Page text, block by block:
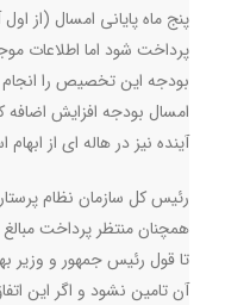
پنج ماه پایانی امسال (از
پرداخت شود اما اطلاعات
بودجه این تخصیص را انجام
امسال بودجه افزایش
آینده نیز در هاله ای از
رئیس کل سازمان نظام
همچنان منتظر پرداخت
تا قول رئیس جمهور و وزیر
آن تامین نشود و اگر این